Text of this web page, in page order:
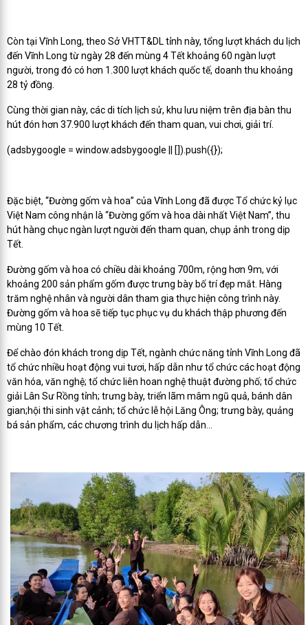
Còn tại Vĩnh Long, theo Sở VHTT&DL tỉnh này, tổng lượt khách du lịch
đến Vĩnh Long từ ngày 28 đến mùng 4 Tết khoảng 60 ngàn lượt
người, trong đó có hơn 1.300 lượt khách quốc tế, doanh thu khoảng
28 tỷ đồng.
Cùng thời gian này, các di tích lịch sử, khu lưu niệm trên địa bàn thu
hút đón hơn 37.900 lượt khách đến tham quan, vui chơi, giải trí.
(adsbygoogle = window.adsbygoogle || []).push({});
Đặc biệt, “Đường gốm và hoa” của Vĩnh Long đã được Tổ chức kỷ lục
Việt Nam công nhận là “Đường gốm và hoa dài nhất Việt Nam”, thu
hút hàng chục ngàn lượt người đến tham quan, chụp ảnh trong dịp
Tết.
Đường gốm và hoa có chiều dài khoảng 700m, rộng hơn 9m, với
khoảng 200 sản phẩm gốm được trưng bày bố trí đẹp mắt. Hàng
trăm nghệ nhân và người dân tham gia thực hiện công trình này.
Đường gốm và hoa sẽ tiếp tục phục vụ du khách thập phương đến
mùng 10 Tết.
Để chào đón khách trong dịp Tết, ngành chức năng tỉnh Vĩnh Long đã
tổ chức nhiều hoạt động vui tươi, hấp dẫn như tổ chức các hoạt động
văn hóa, văn nghệ; tổ chức liên hoan nghệ thuật đường phố; tổ chức
giải Lân Sư Rồng tỉnh; trưng bày, triển lãm mâm ngũ quả, bánh dân
gian;hội thi sinh vật cảnh; tổ chức lễ hội Lăng Ông; trưng bày, quảng
bá sản phẩm, các chương trình du lịch hấp dẫn…